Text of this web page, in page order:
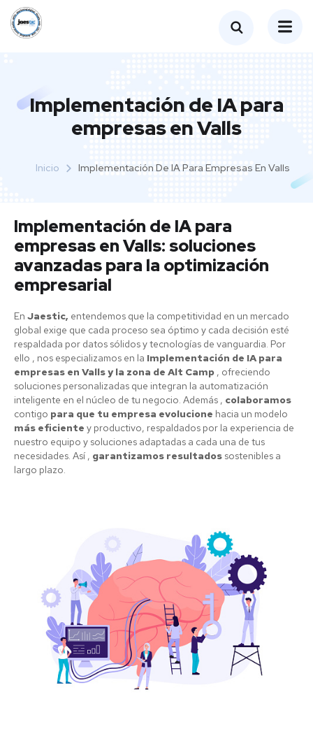
Implementación de IA para
empresas en Valls
Inicio Implementación De IA Para Empresas En Valls
Implementación de IA para
empresas en Valls: soluciones
avanzadas para la optimización
empresarial
En Jaestic, entendemos que la competitividad en un mercado
global exige que cada proceso sea óptimo y cada decisión esté
respaldada por datos sólidos y tecnologías de vanguardia. Por
ello , nos especializamos en la Implementación de IA para
empresas en Valls y la zona de Alt Camp , ofreciendo
soluciones personalizadas que integran la automatización
inteligente en el núcleo de tu negocio. Además , colaboramos
contigo para que tu empresa evolucione hacia un modelo
más eficiente y productivo, respaldados por la experiencia de
nuestro equipo y soluciones adaptadas a cada una de tus
necesidades. Así , garantizamos resultados sostenibles a
largo plazo.